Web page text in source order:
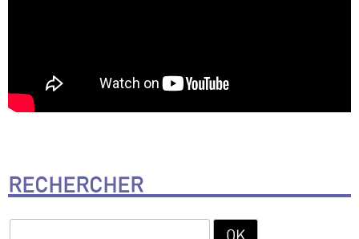
RECHERCHER